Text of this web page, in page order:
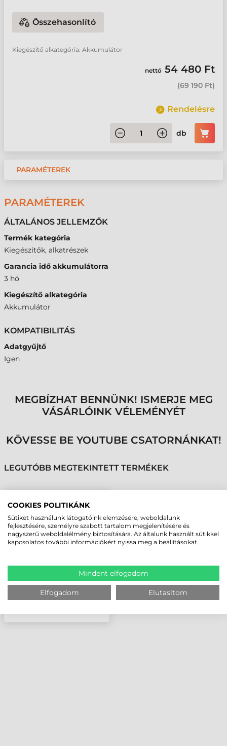
Összehasonlító
Kiegészítő alkategória: Akkumulátor
nettó 54 480 Ft
(69 190 Ft)
Rendelésre
db
PARAMÉTEREK
PARAMÉTEREK
ÁLTALÁNOS JELLEMZŐK
Termék kategória
Kiegészítők, alkatrészek
Garancia idő akkumulátorra
3 hó
Kiegészítő alkategória
Akkumulátor
KOMPATIBILITÁS
Adatgyűjtő
Igen
MEGBÍZHAT BENNÜNK! ISMERJE MEG
VÁSÁRLÓINK VÉLEMÉNYÉT
KÖVESSE BE YOUTUBE CSATORNÁNKAT!
LEGUTÓBB MEGTEKINTETT TERMÉKEK
HONEYWELL
VEZETÉK NÉLKÜLI, 4775
MAH, CT70
COOKIES POLITIKÁNK
Sütiket használunk látogatóink elemzésére, weboldalunk
fejlesztésére, személyre szabott tartalom megjelenítésére és
nagyszerű weboldalélmény biztosítására. Az általunk használt sütikkel
kapcsolatos további információkért nyissa meg a beállításokat.
Mindent elfogadom
Elfogadom Elutasítom